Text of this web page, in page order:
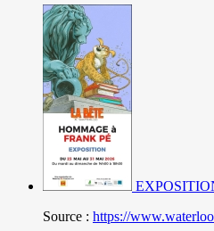
Source : https://